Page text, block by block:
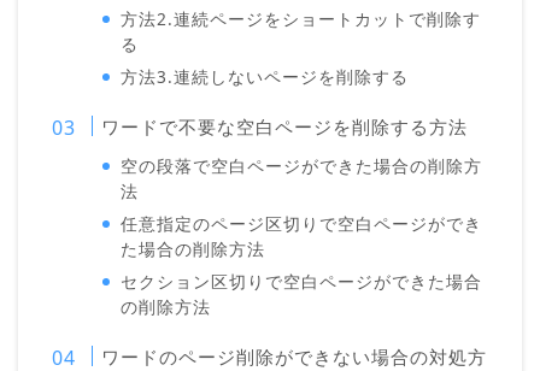
方法2.連続ページをショートカットで削除す
る
方法3.連続しないページを削除する
ワードで不要な空白ページを削除する方法
空の段落で空白ページができた場合の削除方
法
任意指定のページ区切りで空白ページができ
た場合の削除方法
セクション区切りで空白ページができた場合
の削除方法
ワードのページ削除ができない場合の対処方